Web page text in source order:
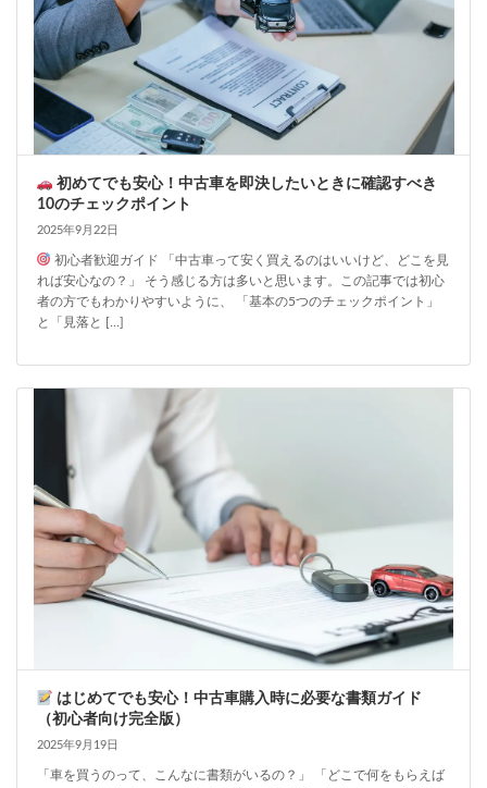
初めてでも安心！中古車を即決したいときに確認すべき
10のチェックポイント
2025年9月22日
初心者歓迎ガイド 「中古車って安く買えるのはいいけど、どこを見
れば安心なの？」 そう感じる方は多いと思います。この記事では初心
者の方でもわかりやすいように、 「基本の5つのチェックポイント」
と「見落と […]
はじめてでも安心！中古車購入時に必要な書類ガイド
（初心者向け完全版）
2025年9月19日
「車を買うのって、こんなに書類がいるの？」 「どこで何をもらえば